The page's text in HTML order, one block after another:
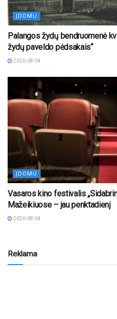
ĮDOMU
Palangos žydų bendruomenė
žydų paveldo pėdsakais“
2026-08-04
ĮDOMU
Vasaros kino festivalis
Mažeikiuose – jau penktadienį
2026-08-04
Reklama